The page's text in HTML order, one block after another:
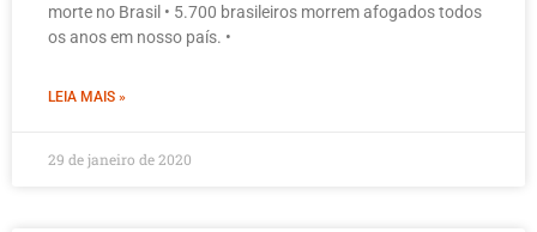
morte no Brasil • 5.700 brasileiros morrem afogados todos
os anos em nosso país. •
LEIA MAIS »
29 de janeiro de 2020